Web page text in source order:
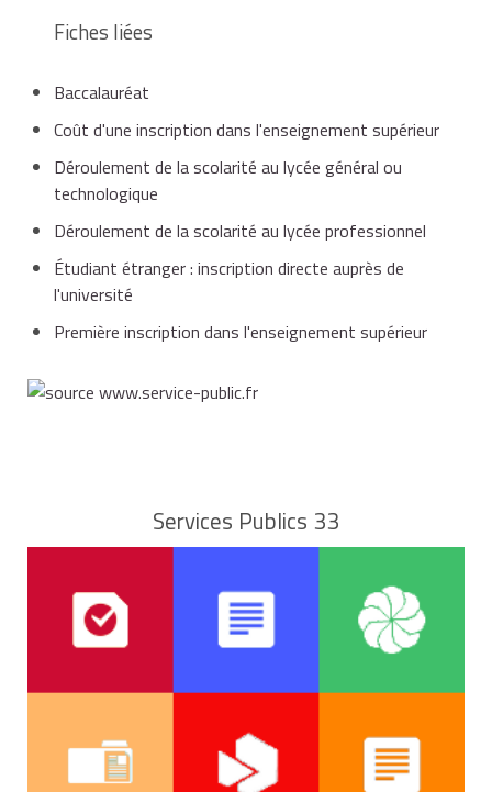
Fiches liées
Baccalauréat
Coût d'une inscription dans l'enseignement supérieur
Déroulement de la scolarité au lycée général ou
technologique
Déroulement de la scolarité au lycée professionnel
Étudiant étranger : inscription directe auprès de
l'université
Première inscription dans l'enseignement supérieur
Services Publics 33